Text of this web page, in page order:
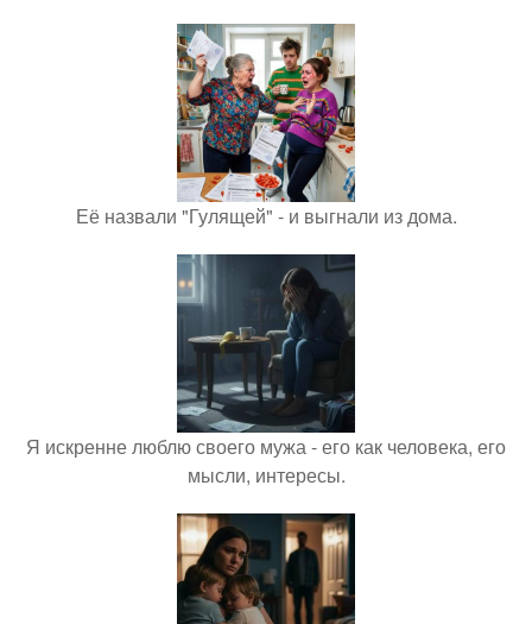
Её назвали "Гулящей" - и выгнали из дома.
Я искренне люблю своего мужа - его как человека, его
мысли, интересы.